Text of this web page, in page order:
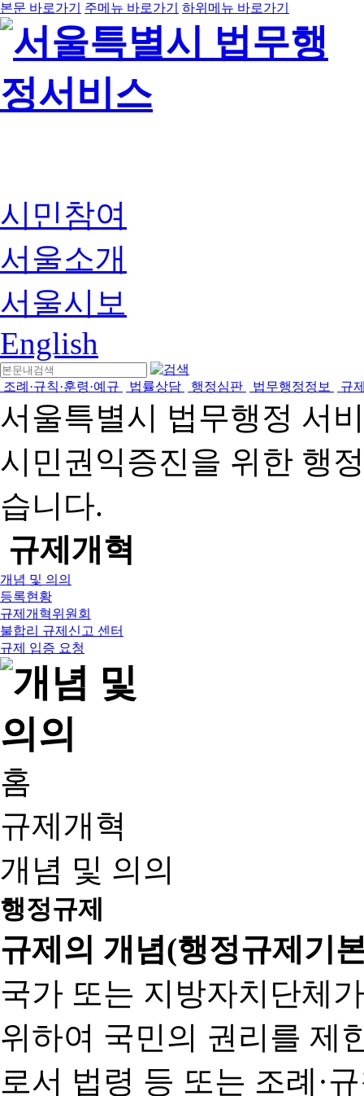
본문 바로가기 주메뉴 바로가기 하위메뉴 바로가기
시민참여
서울소개
서울시보
English
조례·규칙·훈령·예규 법률상담 행정심판 법무행정정보 규
서울특별시 법무행정 서
시민권익증진을 위한 행
습니다.
규제개혁
개념 및 의의
등록현황
규제개혁위원회
불합리 규제신고 센터
규제 입증 요청
홈
규제개혁
개념 및 의의
행정규제
규제의 개념(행정규제기
국가 또는 지방자치단체
위하여 국민의 권리를 제
로서 법령 등 또는 조례·